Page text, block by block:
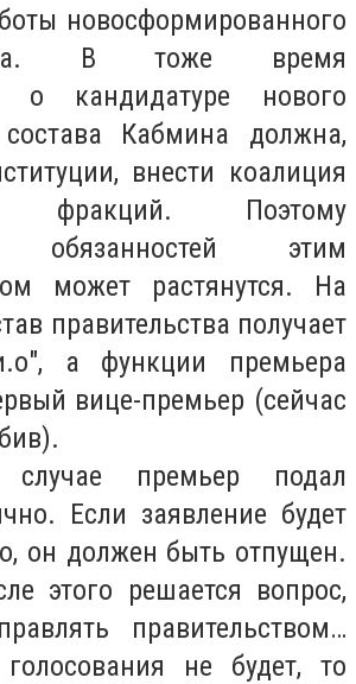
новосформированного
В тоже время
о кандидатуре нового
Кабмина должна,
внести коалиция
фракций. Поэтому
обязанностей этим
может растянутся. На
правительства получает
а функции премьера
вице-премьер (сейчас
премьер подал
Если заявление будет
он должен быть отпущен.
этого решается вопрос,
правительством…
не будет, то